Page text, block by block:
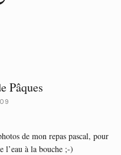
Pâques
de mon repas pascal, pour
l’eau à la bouche ;-)